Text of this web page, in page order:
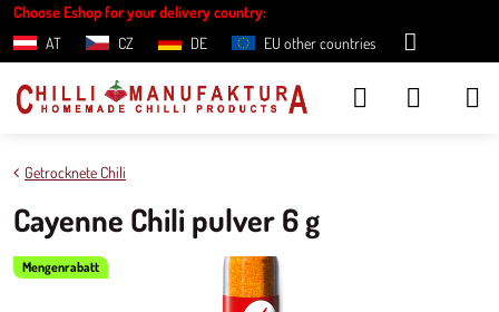
Choose Eshop for your delivery country:
AT
CZ DE EU other countries
Mengenrabatt
Getrocknete Chili
Cayenne Chili pulver 6 g